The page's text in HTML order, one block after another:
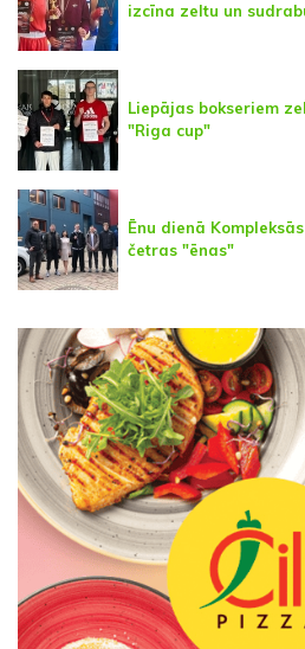
izcīna zeltu un
Liepājas bokseriem
"Riga cup"
Ēnu dienā
četras "ēnas"